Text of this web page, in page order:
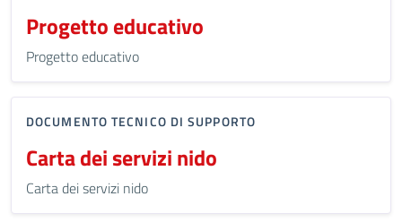
Progetto educativo
Progetto educativo
DOCUMENTO TECNICO DI SUPPORTO
Carta dei servizi nido
Carta dei servizi nido